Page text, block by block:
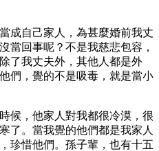
成自己家人，為甚麼婚前我丈
當回事呢？不是我慈悲包容，
了我丈夫外，其他人都是外
們，覺的不是吸毒，就是當小
候，他家人對我都很冷漠，很
了。當我覺的他們都是我家人
珍惜他們。孫子輩，也有十五